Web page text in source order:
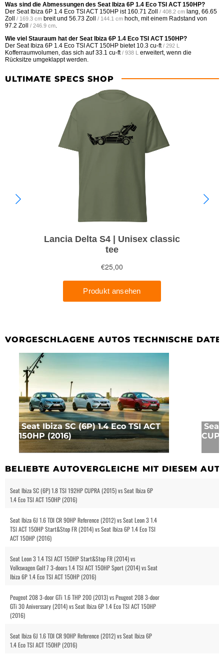
Was sind die Abmessungen des Seat Ibiza 6P 1.4 Eco TSI ACT 150HP?
Der Seat Ibiza 6P 1.4 Eco TSI ACT 150HP ist 160.71 Zoll / 408.2 cm lang, 66.65
Zoll / 169.3 cm breit und 56.73 Zoll / 144.1 cm hoch, mit einem Radstand von
97.2 Zoll / 246.9 cm
Wie viel Stauraum hat der Seat Ibiza 6P 1.4 Eco TSI ACT 150HP?
Der Seat Ibiza 6P 1.4 Eco TSI ACT 150HP bietet 10.3 cu-ft / 292 L
Kofferraumvolumen, das sich auf33.1 cu-ft / 938 L erweitert, wenn die
Rücksitze umgeklappt werden.
ULTIMATE SPECS SHOP
VORGESCHLAGENE AUTOS TECHNISCHE
Seat Ibiza SC (6P) 1.4 Eco TSI ACT
150HP (2016)
Seat
BELIEBTE AUTOVERGLEICHE MIT DIESEM
Seat Ibiza SC (6P) 1.8 TSI 192HP CUPRA (2015) vs Seat Ibiza 6P
1.4 Eco TSI ACT 150HP (2016)
Seat Ibiza 6J 1.6 TDI CR 90HP Reference (2012) vs Seat Leon 3 1.4
TSI ACT 150HP Start&Stop FR (2014) vs Seat Ibiza 6P 1.4 Eco TSI
ACT 150HP (2016)
Seat Leon 3 1.4 TSI ACT 150HP Start&Stop FR (2014) vs
Volkswagen Golf 7 3-doors 1.4 TSI ACT 150HP Sport (2014) vs Seat
Ibiza 6P 1.4 Eco TSI ACT 150HP (2016)
Peugeot 208 3-door GTi 1.6 THP 200 (2013) vs Peugeot 208 3-door
GTi 30 Aniverssary (2014) vs Seat Ibiza 6P 1.4 Eco TSI ACT 150HP
(2016)
Seat Ibiza 6J 1.6 TDI CR 90HP Reference (2012) vs Seat Ibiza 6P
1.4 Eco TSI ACT 150HP (2016)